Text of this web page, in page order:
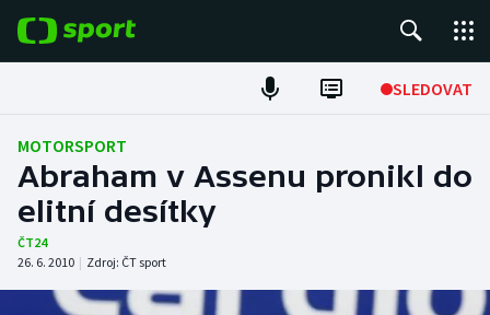
SLEDOVAT
Fotbal
Hokej
Tenis
Atletika
MOTORSPORT
Abraham v Assenu pronikl do
elitní desítky
ČT24
26. 6. 2010 | Zdroj: ČT sport